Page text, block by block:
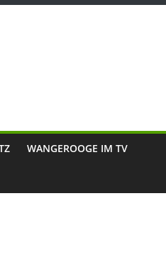
WANGEROOGE IM TV